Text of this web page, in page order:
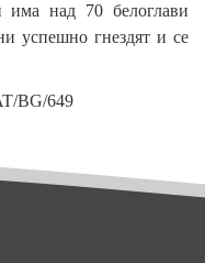
има над 70 белоглави
успешно гнездят и се
BG/649